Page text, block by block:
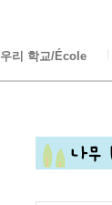
우리 학교/École